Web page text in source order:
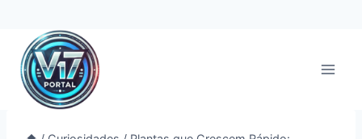
Pular
para
Conteúdo